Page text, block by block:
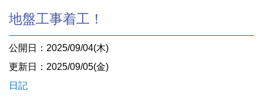
地盤工事着工！
公開日：2025/09/04(木)
更新日：2025/09/05(金)
日記